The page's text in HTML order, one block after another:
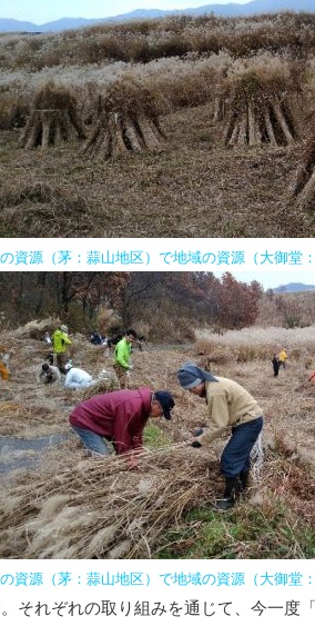
資源（茅：蒜山地区）で地域の資源（大御堂
資源（茅：蒜山地区）で地域の資源（大御堂
それぞれの取り組みを通じて、今一度